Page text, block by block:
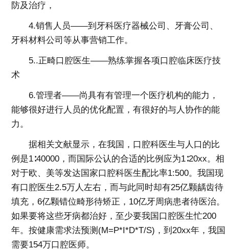
防及治疗，
4.销售人员——到牙科医疗器械公司、牙膏公司、
牙科材料公司等从事营销工作。
5..正畸口腔医生——熟练掌握各项口腔临床医疗技
术
6.管理者——尚具有有管理一个医疗机构的能力，
能够很好进行人员的优化配置，有很好的与人协作的能
力。
据相关文献显示，在我国，口腔科医生与人口的比
例是1∶40000，而国际公认的合适的比例应为1∶20xx。相
对于欧、美等发达国家口腔科医生配比率1:500。我国现
有口腔医生2.5万人左右，而与此同时却有25亿颗龋齿待
填充，6亿颗错位畸形待矫正，10亿牙周病患者待医治。
如果要将这些牙病都治好，至少要我国口腔医生忙200
年。按健康需求法预测(M=P*I*D*T/S)，到20xx年，我国
需要154万口腔医师。